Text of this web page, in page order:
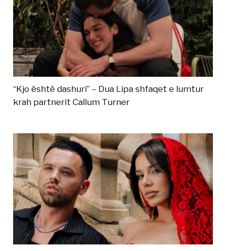
“Kjo është dashuri” – Dua Lipa shfaqet e lumtur
krah partnerit Callum Turner